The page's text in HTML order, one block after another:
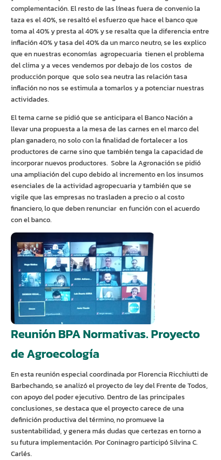
complementación. El resto de las líneas fuera de convenio la
taza es el 40%, se resaltó el esfuerzo que hace el banco que
toma al 40% y presta al 40% y se resalta que la diferencia entre
inflación 40% y tasa del 40% da un marco neutro, se les explico
que en nuestras economías agropecuaria tienen el problema
del clima y a veces vendemos por debajo de los costos de
producción porque que solo sea neutra las relación tasa
inflación no nos se estimula a tomarlos y a potenciar nuestras
actividades.
El tema carne se pidió que se anticipara el Banco Nación a
llevar una propuesta a la mesa de las carnes en el marco del
plan ganadero, no solo con la finalidad de fortalecer a los
productores de carne sino que también tenga la capacidad de
incorporar nuevos productores. Sobre la Agronación se pidió
una ampliación del cupo debido al incremento en los insumos
esenciales de la actividad agropecuaria y también que se
vigile que las empresas no trasladen a precio o al costo
financiero, lo que deben renunciar en función con el acuerdo
con el banco.
Reunión BPA Normativas. Proyecto
de Agroecología
En esta reunión especial coordinada por Florencia Ricchiutti de
Barbechando, se analizó el proyecto de ley del Frente de Todos,
con apoyo del poder ejecutivo. Dentro de las principales
conclusiones, se destaca que el proyecto carece de una
definición productiva del término, no promueve la
sustentabilidad, y genera más dudas que certezas en torno a
su futura implementación. Por Coninagro participó Silvina C.
Carlés.